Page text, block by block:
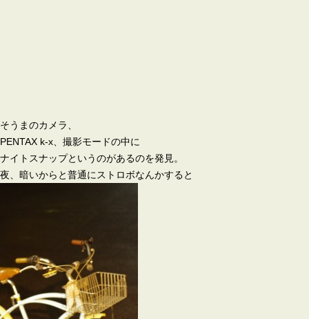
そうまのカメラ、
PENTAX k-x、撮影モードの中に
ナイトスナップというのがあるのを発見。
夜、暗いからと普通にストロボなんかすると